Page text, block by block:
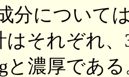
分について
はそれぞれ、
と濃厚であ